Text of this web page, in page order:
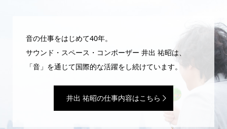
音の仕事をはじめて40年。
サウンド・スペース・コンポーザー 井出 祐昭は、
「音」を通じて国際的な活躍をし続けています。
井出 祐昭の仕事内容はこちら